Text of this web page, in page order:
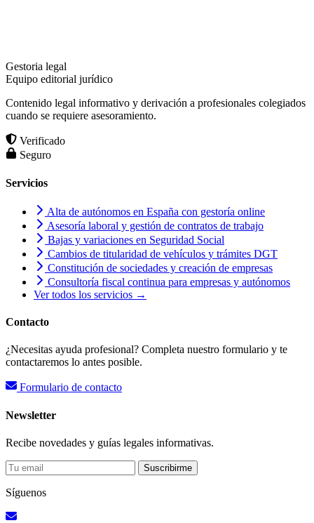
Gestoria legal
Equipo editorial jurídico
Contenido legal informativo y derivación a profesionales colegiados
cuando se requiere asesoramiento.
Verificado
Seguro
Servicios
Alta de autónomos en España con gestoría online
Asesoría laboral y gestión de contratos de trabajo
Bajas y variaciones en Seguridad Social
Cambios de titularidad de vehículos y trámites DGT
Constitución de sociedades y creación de empresas
Consultoría fiscal continua para empresas y autónomos
Ver todos los servicios →
Contacto
¿Necesitas ayuda profesional? Completa nuestro formulario y te
contactaremos lo antes posible.
Formulario de contacto
Newsletter
Recibe novedades y guías legales informativas.
Suscribirme
Síguenos